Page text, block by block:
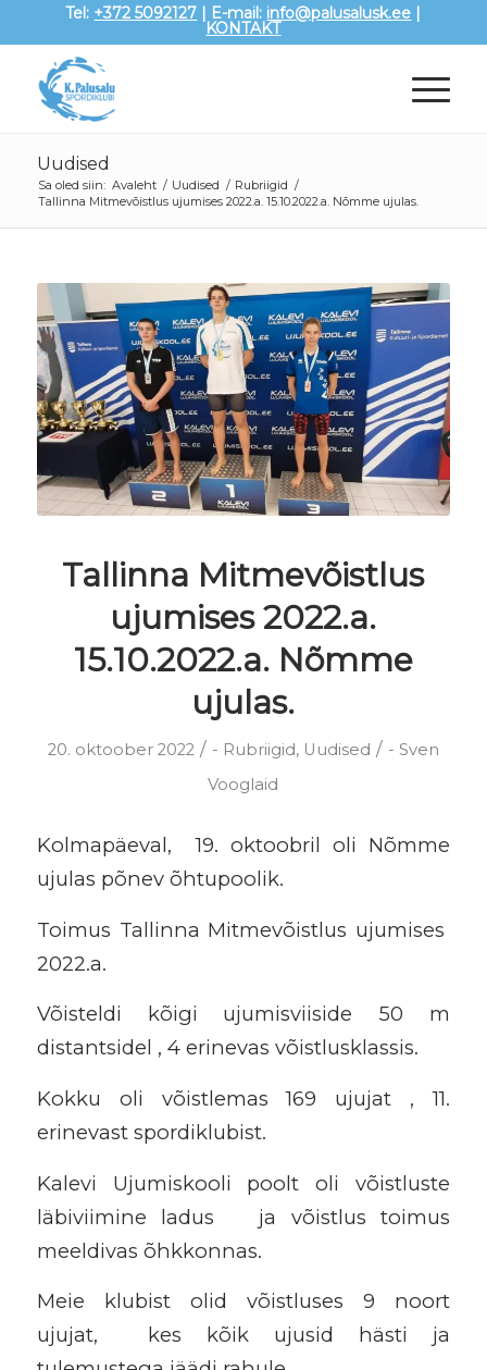
Tel: +372 5092127 | E-mail: info@palusalusk.ee |
KONTAKT
Uudised
Sa oled siin: Avaleht / Uudised / Rubriigid /
Tallinna Mitmevõistlus ujumises 2022.a. 15.10.2022.a. Nõmme ujulas.
Tallinna Mitmevõistlus
ujumises 2022.a.
15.10.2022.a. Nõmme
ujulas.
20. oktoober 2022 / - Rubriigid, Uudised / - Sven
Vooglaid
Kolmapäeval, 19. oktoobril oli Nõmme
ujulas põnev õhtupoolik.
Toimus Tallinna Mitmevõistlus ujumises
2022.a.
Võisteldi kõigi ujumisviiside 50 m
distantsidel , 4 erinevas võistlusklassis.
Kokku oli võistlemas 169 ujujat , 11.
erinevast spordiklubist.
Kalevi Ujumiskooli poolt oli võistluste
läbiviimine ladus ja võistlus toimus
meeldivas õhkkonnas.
Meie klubist olid võistluses 9 noort
ujujat, kes kõik ujusid hästi ja